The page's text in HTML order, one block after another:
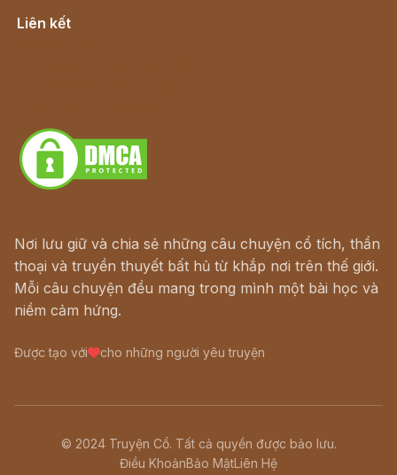
Liên kết
Nơi lưu giữ và chia sẻ những câu chuyện cổ tích, thần
thoại và truyền thuyết bất hủ từ khắp nơi trên thế giới.
Mỗi câu chuyện đều mang trong mình một bài học và
niềm cảm hứng.
Được tạo với cho những người yêu truyện
© 2024 Truyện Cổ. Tất cả quyền được bảo lưu.
Điều KhoảnBảo MậtLiên Hệ